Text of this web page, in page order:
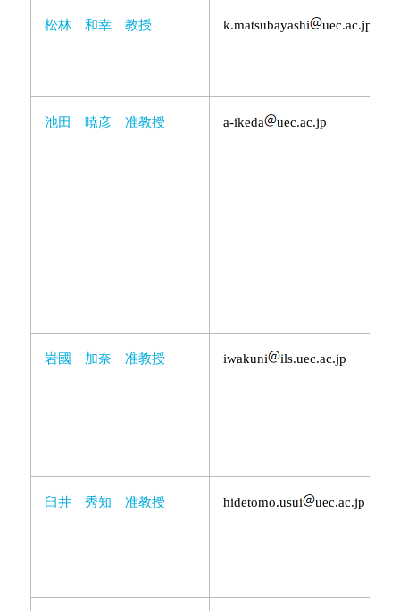
松林 和幸 教授 k.matsubayashi uec.ac.jp
池田 暁彦 准教授 a-ikeda uec.ac.jp
岩國 加奈 准教授 iwakuni ils.uec.ac.jp
臼井 秀知 准教授 hidetomo.usui uec.ac.jp